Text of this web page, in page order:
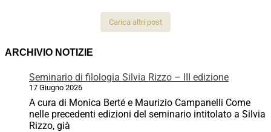
Carica altri post
ARCHIVIO NOTIZIE
Seminario di filologia Silvia Rizzo – III edizione
17 Giugno 2026
A cura di Monica Berté e Maurizio Campanelli Come
nelle precedenti edizioni del seminario intitolato a Silvia
Rizzo, già